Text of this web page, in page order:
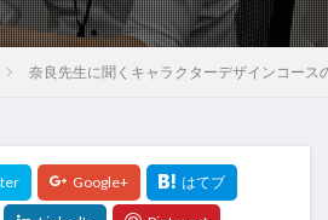
奈良先生に聞くキャラクターデザインコース